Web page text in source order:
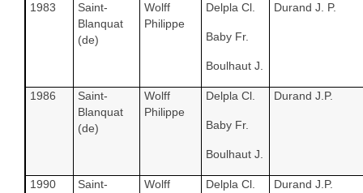
1983
Saint-
Blanquat
(de)
Wolff
Philippe
Delpla Cl.
Baby Fr.
Boulhaut J.
Durand J. P.
1986
Saint-
Blanquat
(de)
Wolff
Philippe
Delpla Cl.
Baby Fr.
Boulhaut J.
Durand J.P.
1990
Saint-
Wolff
Delpla Cl. Durand J.P.